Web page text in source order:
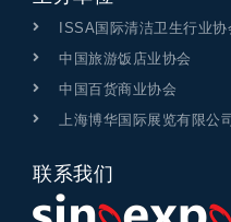
ISSA国际清洁卫生行业协
中国旅游饭店业协会
中国百货商业协会
上海博华国际展览有限公
联系我们